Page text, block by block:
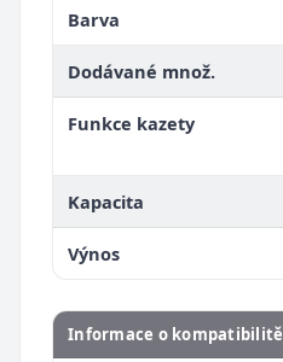
Barva
Dodávané množ.
Funkce kazety
Kapacita
Výnos
Informace o kompatibilitě